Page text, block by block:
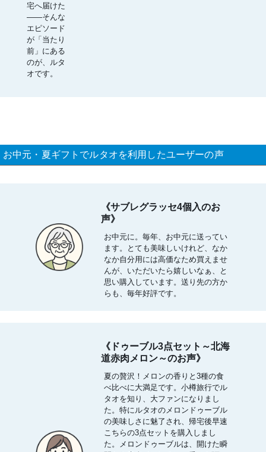
宅へ届けた
――そんな
エピソード
が「当たり
前」にある
のが、ルタ
オです。
お中元・夏ギフトでルタオを利用したユーザーの声
《サブレグラッセ4個入のお
声》
お中元に。毎年、お中元に送ってい
ます。とても美味しいけれど、なか
なか自分用には高価なため買えませ
んが、いただいたら嬉しいなぁ、と
思い購入しています。送り先の方か
らも、毎年好評です。
《ドゥーブル3点セット～北海
道赤肉メロン～のお声》
夏の贅沢！メロンの香りと3種の食
べ比べに大満足です。小樽旅行でル
タオを知り、大ファンになりまし
た。特にルタオのメロンドゥーブル
の美味しさに魅了され、帰宅後早速
こちらの3点セットを購入しまし
た。メロンドゥーブルは、開けた瞬